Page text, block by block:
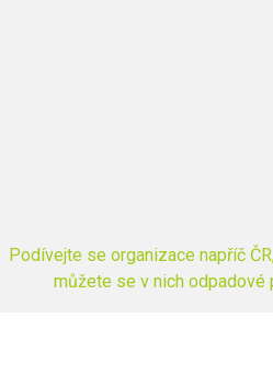
Podívejte se organizace napříč
můžete se v nich odpadové